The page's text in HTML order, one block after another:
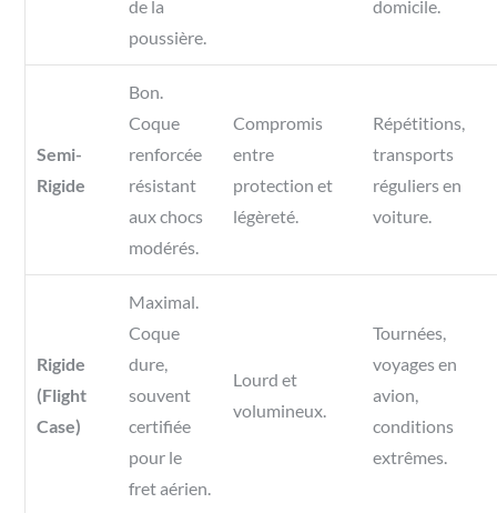
de la
poussière.
domicile.
Semi-
Rigide
Bon.
Coque
renforcée
résistant
aux chocs
modérés.
Compromis
entre
protection et
légèreté.
Répétitions,
transports
réguliers en
voiture.
Rigide
(Flight
Case)
Maximal.
Coque
dure,
souvent
certifiée
pour le
fret aérien.
Lourd et
volumineux.
Tournées,
voyages en
avion,
conditions
extrêmes.